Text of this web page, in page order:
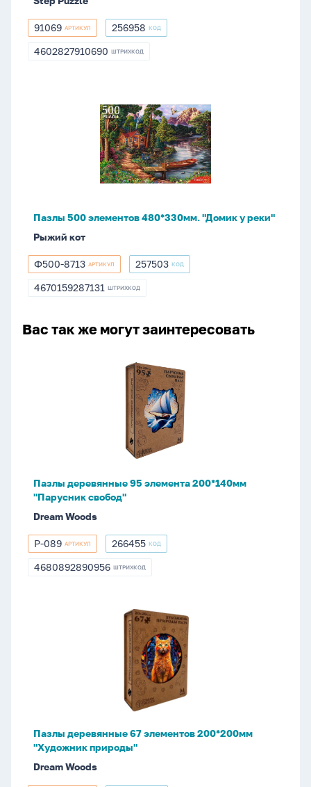
91069
91069 АРТИКУЛ 256958
256958 КОД
4602827910690
4602827910690 ШТРИХКОД
480*330мм.
Пазлы 500 элементов 480*330мм. "Домик у реки"
Рыжий кот
Ф500-
8713
Ф500-8713 АРТИКУЛ 257503
257503 КОД
4670159287131
4670159287131 ШТРИХКОД
Вас так же могут заинтересовать
Пазлы деревянные 95 элемента 200*140мм
"Парусник свобод"
Dream Woods
P-
089
P-089 АРТИКУЛ 266455
266455 КОД
4680892890956
4680892890956 ШТРИХКОД
Пазлы деревянные 67 элементов 200*200мм
"Художник природы"
Dream Woods